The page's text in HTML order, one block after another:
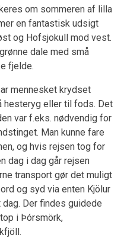
om sommeren af lilla
en fantastisk udsigt
og Hofsjokull mod vest.
dale med små
fjelde.
mennesket krydset
hesteryg eller til fods. Det
var f.eks. nødvendig for
Man kunne fare
og hvis rejsen tog for
dag i dag går rejsen
transport gør det muligt
og syd via enten Kjölur
Der findes guidede
i Þórsmörk,